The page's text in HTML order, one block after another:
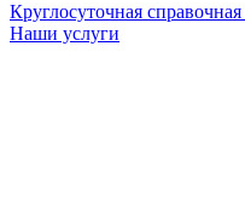
Круглосуточная справочная
Наши услуги